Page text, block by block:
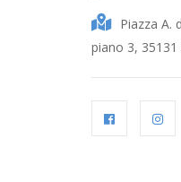
Piazza A.
piano 3, 35131